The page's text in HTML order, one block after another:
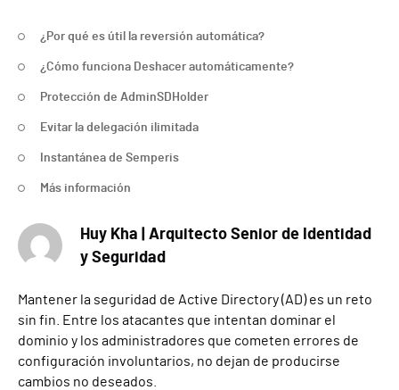
¿Por qué es útil la reversión automática?
¿Cómo funciona Deshacer automáticamente?
Protección de AdminSDHolder
Evitar la delegación ilimitada
Instantánea de Semperis
Más información
Huy Kha | Arquitecto Senior de Identidad
y Seguridad
Mantener la seguridad de Active Directory (AD) es un reto
sin fin. Entre los atacantes que intentan dominar el
dominio y los administradores que cometen errores de
configuración involuntarios, no dejan de producirse
cambios no deseados.